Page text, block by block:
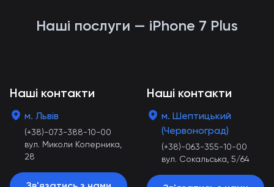
Наші послуги — iPhone 7 Plus
Наші контакти
м. Львів
(+38)-073-388-10-00
вул. Миколи Коперника,
28
Наші контакти
м. Шептицький
(Червоноград)
(+38)-063-355-10-00
вул. Сокальська, 5/64